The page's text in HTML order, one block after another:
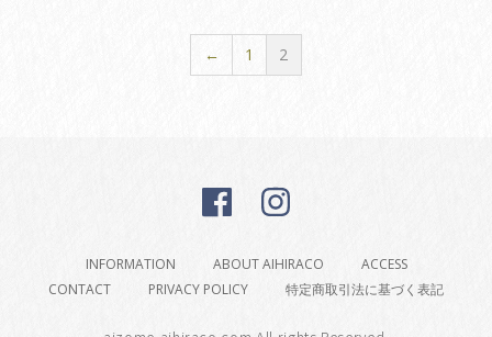
← 1 2
INFORMATION ABOUT AIHIRACO
ACCESS
CONTACT
PRIVACY POLICY 特定商取引法に基づく表記